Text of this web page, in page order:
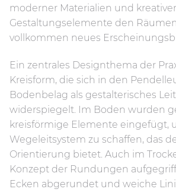
moderner Materialien und kreativer
Gestaltungselemente den
vollkommen neues
Ein zentrales Designthema der
Kreisform, die sich in den
Bodenbelag als gestalterisches
widerspiegelt. Im Boden wurden
kreisförmige Elemente eingefügt,
Wegeleitsystem zu schaffen, das
Orientierung bietet. Auch im
Konzept der Rundungen
Ecken abgerundet und weiche